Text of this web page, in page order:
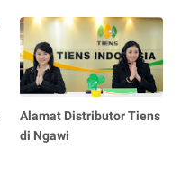
Alamat Distributor Tiens
di Ngawi